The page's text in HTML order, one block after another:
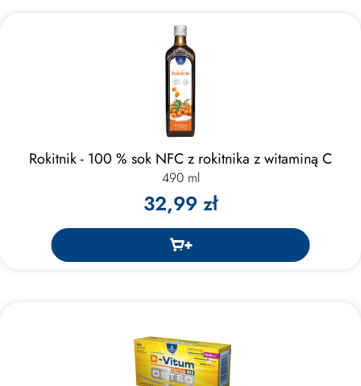
Rokitnik - 100 % sok NFC z rokitnika z witaminą C
490 ml
32,99 zł